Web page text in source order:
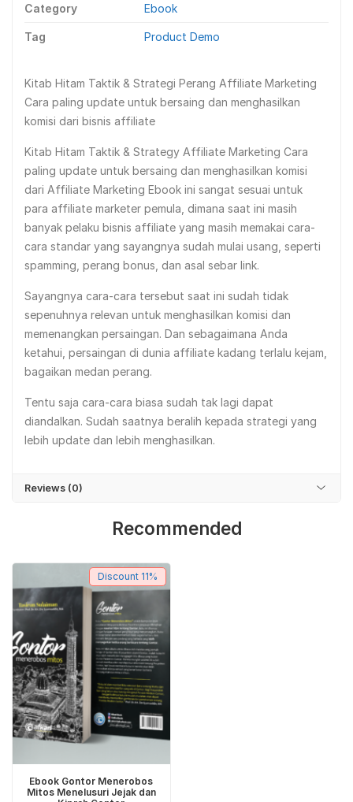
Category Ebook
Tag Product Demo
Kitab Hitam Taktik & Strategi Perang Affiliate Marketing
Cara paling update untuk bersaing dan menghasilkan
komisi dari bisnis affiliate
Kitab Hitam Taktik & Strategy Affiliate Marketing Cara
paling update untuk bersaing dan menghasilkan komisi
dari Affiliate Marketing Ebook ini sangat sesuai untuk
para affiliate marketer pemula, dimana saat ini masih
banyak pelaku bisnis affiliate yang masih memakai cara-
cara standar yang sayangnya sudah mulai usang, seperti
spamming, perang bonus, dan asal sebar link.
Sayangnya cara-cara tersebut saat ini sudah tidak
sepenuhnya relevan untuk menghasilkan komisi dan
memenangkan persaingan. Dan sebagaimana Anda
ketahui, persaingan di dunia affiliate kadang terlalu kejam,
bagaikan medan perang.
Tentu saja cara-cara biasa sudah tak lagi dapat
diandalkan. Sudah saatnya beralih kepada strategi yang
lebih update dan lebih menghasilkan.
Reviews (0)
Recommended
Discount 11%
Ebook Gontor Menerobos
Mitos Menelusuri Jejak dan